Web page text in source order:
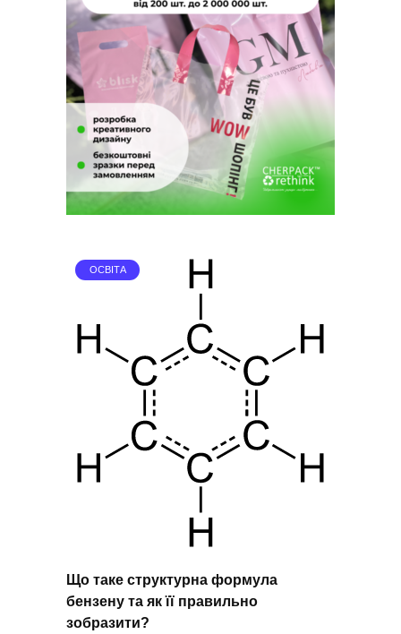
ОСВІТА
Що таке структурна формула
бензену та як її правильно
зобразити?